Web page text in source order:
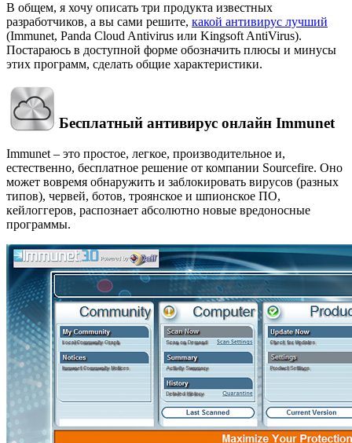
В общем, я хочу описать три продукта известных
разработчиков, а вы сами решите, какой антивирус лучший
(Immunet, Panda Cloud Antivirus или Kingsoft AntiVirus).
Постараюсь в доступной форме обозначить плюсы и минусы
этих программ, сделать общие характеристики.
Бесплатный антивирус онлайн Immunet
Immunet – это простое, легкое, производительное и,
естественно, бесплатное решение от компании Sourcefire. Оно
может вовремя обнаружить и заблокировать вирусов (разных
типов), червей, ботов, троянское и шпионское ПО,
кейлоггеров, распознает абсолютно новые вредоносные
программы.